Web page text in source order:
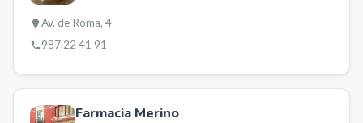
Av. de Roma, 4
987 22 41 91
Farmacia Merino